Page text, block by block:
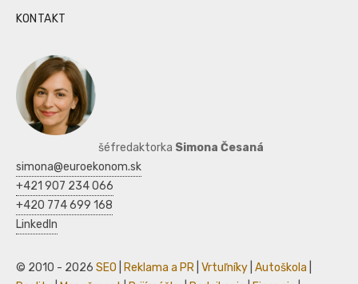
KONTAKT
šéfredaktorka Simona Česaná
simona@euroekonom.sk
+421 907 234 066
+420 774 699 168
LinkedIn
© 2010 - 2026 SEO Reklama a PR Vrtuľníky Autoškola